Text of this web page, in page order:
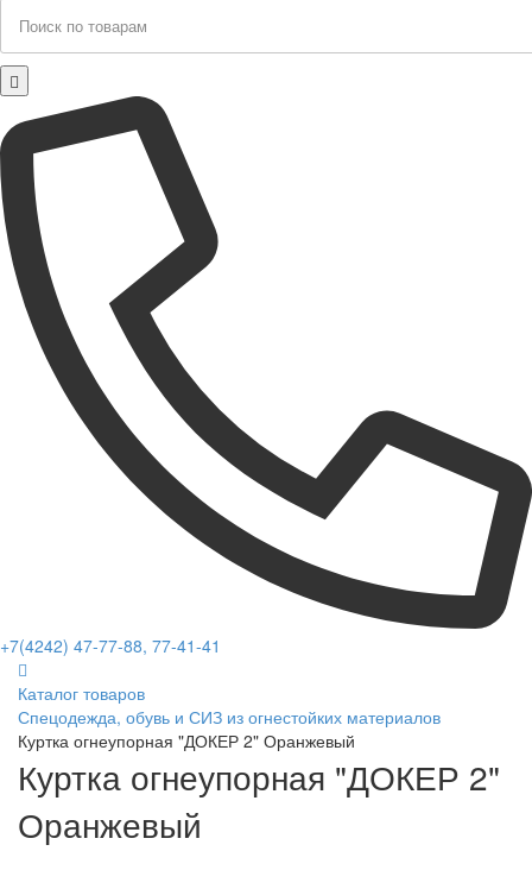
+7(4242) 47-77-88, 77-41-41
Каталог товаров
Спецодежда, обувь и СИЗ из огнестойких материалов
Куртка огнеупорная "ДОКЕР 2" Оранжевый
Куртка огнеупорная "ДОКЕР 2"
Оранжевый